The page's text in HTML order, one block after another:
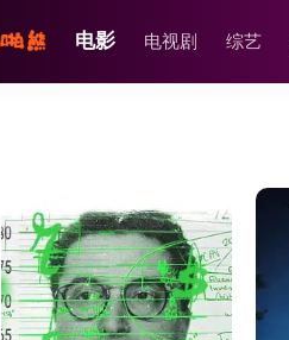
电影 电视剧 综艺